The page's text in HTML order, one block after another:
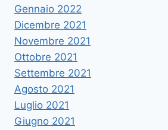
Gennaio 2022
Dicembre 2021
Novembre 2021
Ottobre 2021
Settembre 2021
Agosto 2021
Luglio 2021
Giugno 2021